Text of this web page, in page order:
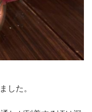
した。